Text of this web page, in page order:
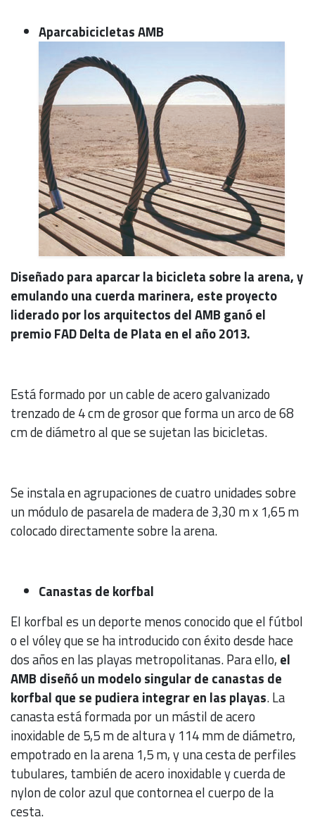
Aparcabicicletas AMB
Diseñado para aparcar la bicicleta sobre la arena, y
emulando una cuerda marinera, este proyecto
liderado por los arquitectos del AMB ganó el
premio FAD Delta de Plata en el año 2013.
Está formado por un cable de acero galvanizado
trenzado de 4 cm de grosor que forma un arco de 68
cm de diámetro al que se sujetan las bicicletas.
Se instala en agrupaciones de cuatro unidades sobre
un módulo de pasarela de madera de 3,30 m x 1,65 m
colocado directamente sobre la arena.
Canastas de korfbal
El korfbal es un deporte menos conocido que el fútbol
o el vóley que se ha introducido con éxito desde hace
dos años en las playas metropolitanas. Para ello, el
AMB diseñó un modelo singular de canastas de
korfbal que se pudiera integrar en las playas. La
canasta está formada por un mástil de acero
inoxidable de 5,5 m de altura y 114 mm de diámetro,
empotrado en la arena 1,5 m, y una cesta de perfiles
tubulares, también de acero inoxidable y cuerda de
nylon de color azul que contornea el cuerpo de la
cesta.